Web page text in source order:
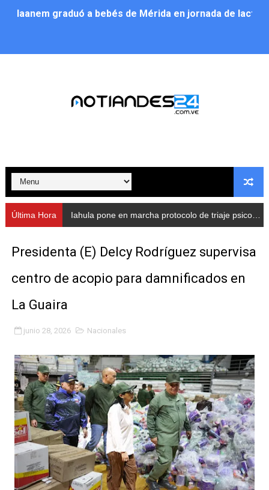
Iaanem graduó a bebés de Mérida en jornada de
Alcalde Nelson Álvarez llevó jornada recreativa a la
Nevado Gas optimiza servicio residencial en la
Balance semestral impulsa inclusión y atención a
Plan Vacacional Comunitario “Ríe 2026” recorre las
Alcaldía del Municipio Libertador realizó una jornada
Fundacite Mérida dicta taller gratuito de electrónica
INN-Mérida celebró el Lacto grado para promover el
Impulsan plan estratégico de seguridad ciudadana
Mérida impulsa desarrollo económico con taller de
Fomficc consolida alianzas e impulsa la economía
Niños de Estudiantes de Mérida sembraron 110
Corposalud y Secretaría Social fortalecen la atención
Inicia el plan vacacional Venezuela Renace en el
Última Hora Iahula pone en marcha protocolo de triaje psicosocial para atender a rescatistas
Presidenta (E) Delcy Rodríguez supervisa
centro de acopio para damnificados en
La Guaira
junio 28, 2026 Nacionales